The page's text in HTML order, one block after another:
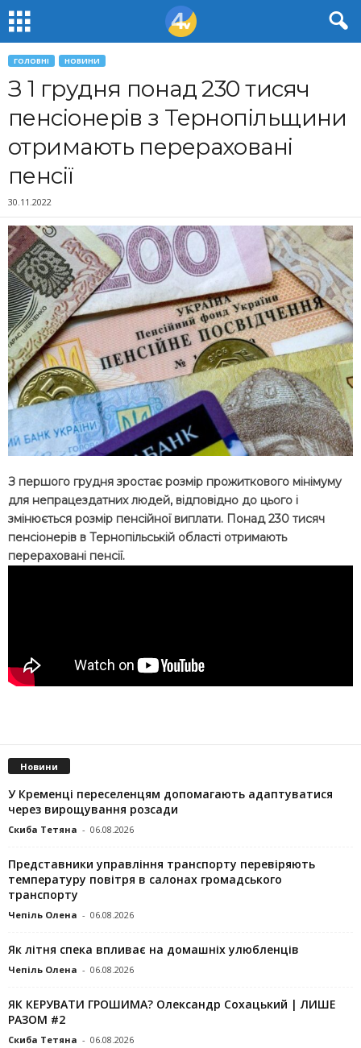
ГОЛОВНІ НОВИНИ
З 1 грудня понад 230 тисяч
пенсіонерів з Тернопільщини
отримають перераховані
пенсії
30.11.2022
З першого грудня зростає розмір прожиткового мінімуму
для непрацездатних людей, відповідно до цього і
змінюється розмір пенсійної виплати. Понад 230 тисяч
пенсіонерів в Тернопільській області отримають
перераховані пенсії.
Новини
У Кременці переселенцям допомагають адаптуватися
через вирощування розсади
Скиба Тетяна - 06.08.2026
Представники управління транспорту перевіряють
температуру повітря в салонах громадського
транспорту
Чепіль Олена - 06.08.2026
Як літня спека впливає на домашніх улюбленців
Чепіль Олена - 06.08.2026
ЯК КЕРУВАТИ ГРОШИМА? Олександр Сохацький | ЛИШЕ
РАЗОМ #2
Скиба Тетяна - 06.08.2026